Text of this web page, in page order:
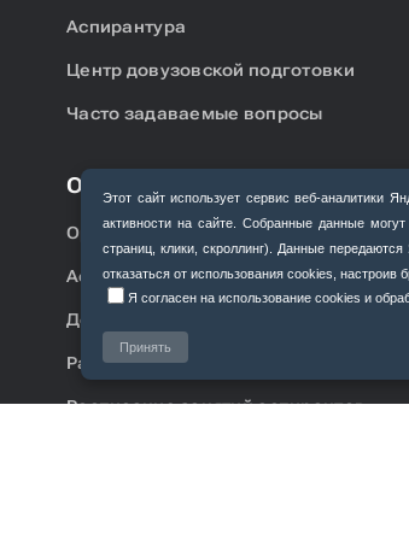
Этот сайт использует сервис веб‑аналитики
активности на сайте. Собранные данные
страниц, клики, скроллинг). Данные
отказаться от использования cookies, настроив
Я согласен на использование cookies и
Принять
Аспирантура
Центр довузовской подготовки
Часто задаваемые вопросы
Обучающимся
Ординатура
Аспирантура
Дополнительное образование
Расписание занятий
Расписание занятий аспирантов,